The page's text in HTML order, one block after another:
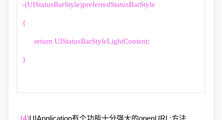
-(UIStatusBarStyle)preferredStatusBarStyle
{
return UIStatusBarStyleLightContent;
}